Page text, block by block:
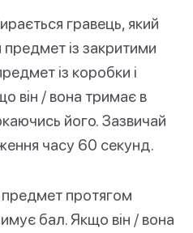
гравець, який
предмет із закритими
із коробки і
він / вона тримає в
його. Зазвичай
часу 60 секунд.
протягом
бал. Якщо він / вона